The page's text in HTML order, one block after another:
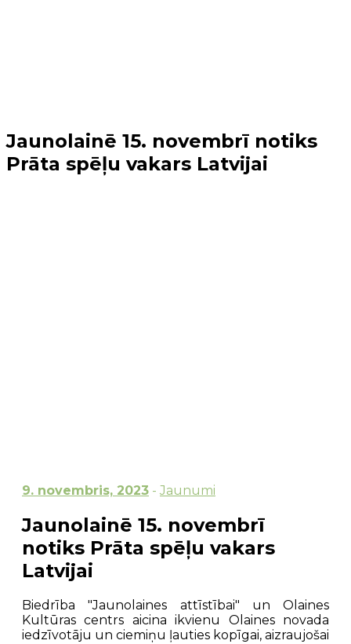
Jaunolainē 15. novembrī notiks
Prāta spēļu vakars Latvijai
9. novembris, 2023 - Jaunumi
Jaunolainē 15. novembrī
notiks Prāta spēļu vakars
Latvijai
Biedrība "Jaunolaines attīstībai" un Olaines
Kultūras centrs aicina ikvienu Olaines novada
iedzīvotāju un ciemiņu ļauties kopīgai, aizraujošai